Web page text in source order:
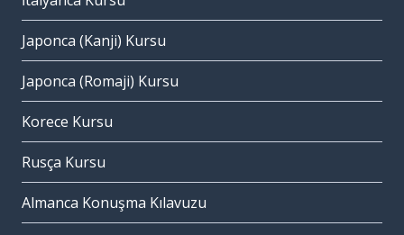
Japonca (Kanji) Kursu
Japonca (Romaji) Kursu
Korece Kursu
Rusça Kursu
Almanca Konuşma Kılavuzu